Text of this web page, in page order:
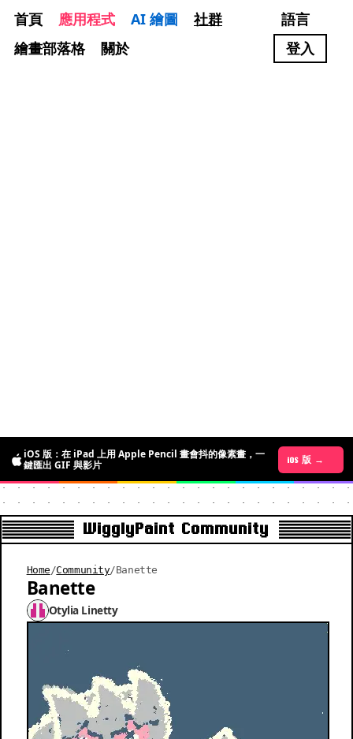
首頁 應用程式 AI 繪圖
社群
繪畫部落格
關於
語言
登入
Android 版 →
iOS 版：在 iPad 上用 Apple Pencil 畫會抖的像素畫，一
鍵匯出 GIF 與影片
iOS 版 →
WigglyPaint Community
Home /Community/Banette
Banette
Otylia Linetty